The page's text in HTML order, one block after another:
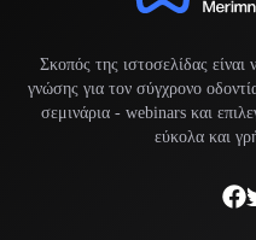
Σκοπός της ιστοσελίδας είναι
γνώσης για τον σύγχρονο
σεμινάρια - webinars και
εύκολα και